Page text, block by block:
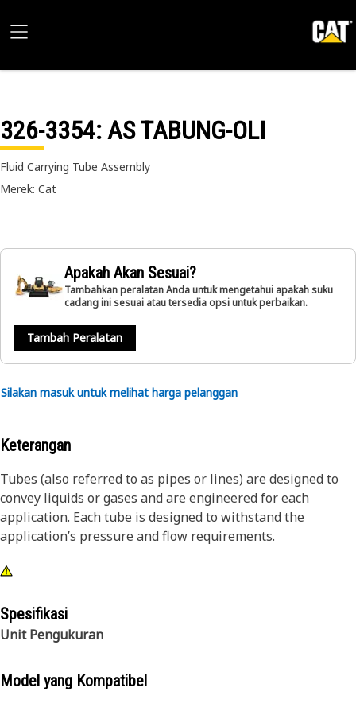
326-3354: AS TABUNG-OLI
Fluid Carrying Tube Assembly
Merek: Cat
Apakah Akan Sesuai?
Tambahkan peralatan Anda untuk mengetahui apakah suku
cadang ini sesuai atau tersedia opsi untuk perbaikan.
Tambah Peralatan
Silakan masuk untuk melihat harga pelanggan
Keterangan
Tubes (also referred to as pipes or lines) are designed to
convey liquids or gases and are engineered for each
application. Each tube is designed to withstand the
application’s pressure and flow requirements.
Spesifikasi
Unit Pengukuran
Model yang Kompatibel